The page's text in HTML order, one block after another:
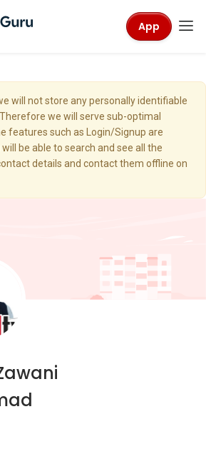
App
will not store any personally identifiable
we will serve sub-optimal
features such as Login/Signup are
be able to search and see all the
details and contact them offline on